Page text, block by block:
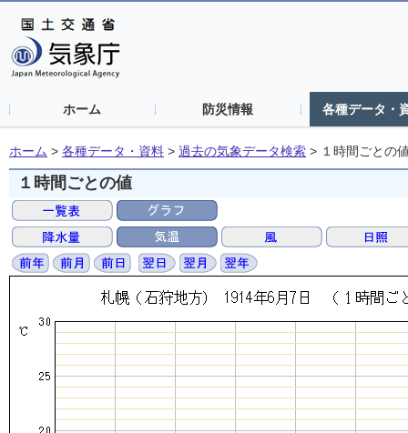
ホーム 防災情報 各種データ・
ホーム > 各種データ・資料 > 過去の気象データ検索 > １時間ごとの
１時間ごとの値